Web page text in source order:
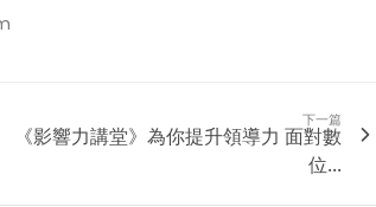
下一篇
《影響力講堂》為你提升領導力 面對數
位...